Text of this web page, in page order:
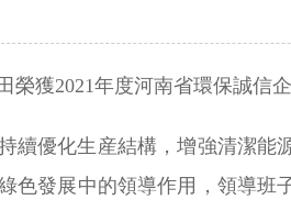
獲2021年度河南省環保誠信企
優化生産結構，增強清潔能
發展中的領導作用，領導班